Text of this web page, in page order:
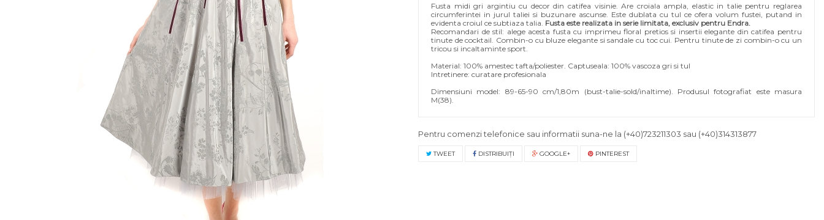
Fusta midi gri argintiu cu decor din catifea visinie. Are croiala ampla, elastic in talie pentru reglarea
circumferintei in jurul taliei si buzunare ascunse. Este dublata cu tul ce ofera volum fustei, putand in
evidenta croiul ce subtiaza talia. Fusta este realizata in serie limitata, exclusiv pentru Endra.
Recomandari de stil: alege acesta fusta cu imprimeu floral pretios si insertii elegante din catifea pentru
tinute de cocktail. Combin-o cu bluze elegante si sandale cu toc cui. Pentru tinute de zi combin-o cu un
tricou si incaltaminte sport.
Material: 100% amestec tafta/poliester. Captuseala: 100% vascoza gri si tul
Intretinere: curatare profesionala
Dimensiuni model: 89-65-90 cm/1,80m (bust-talie-sold/inaltime). Produsul fotografiat este masura
M(38).
Pentru comenzi telefonice sau informatii suna-ne la (+40)723211303 sau (+40)314313877
TWEET DISTRIBUIŢI GOOGLE+ PINTEREST